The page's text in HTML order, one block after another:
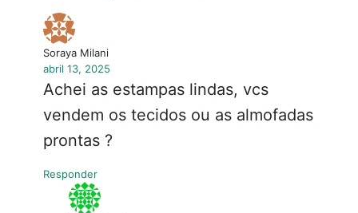
Soraya Milani
abril 13, 2025
Achei as estampas lindas, vcs
vendem os tecidos ou as almofadas
prontas ?
Responder